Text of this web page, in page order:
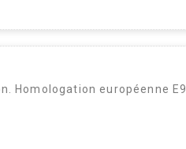
Homologation européenne E9.